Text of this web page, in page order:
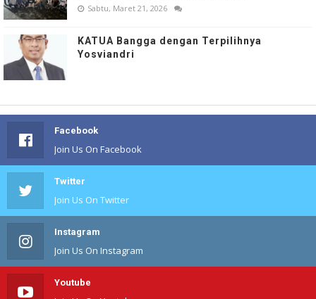
Sabtu, Maret 21, 2026
KATUA Bangga dengan Terpilihnya
Yosviandri
Facebook
Join Us On Facebook
Twitter
Join Us On Twitter
Instagram
Join Us On Instagram
Youtube